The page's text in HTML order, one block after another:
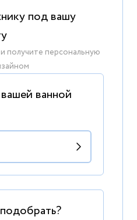
под вашу
получите персональную
ванной